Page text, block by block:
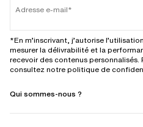
Adresse e-mail
*En m’inscrivant, j’autorise
mesurer la délivrabilité et la
recevoir des contenus personnalisés.
consultez notre politique de
Qui sommes-nous ?